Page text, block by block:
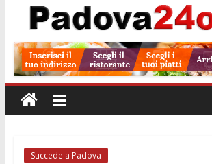
nuove competenze in Veneto
Calici di Stelle Arzergrande: astronomia,
Notizie di Padova alle ore 10: censimento a
antidroga e siccità
Notizie di Padova alle ore 23:
Limena e progetto Cool Shop
Succede a Padova